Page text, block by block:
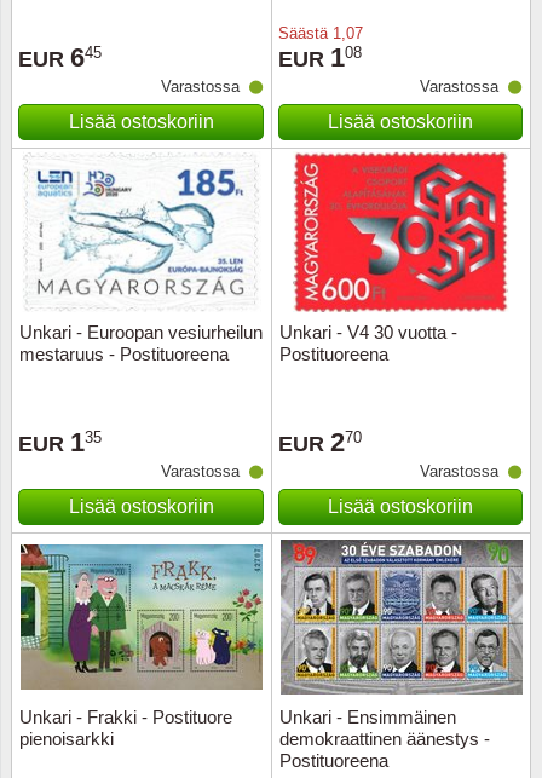
EUR 645
Varastossa
Lisää ostoskoriin
Säästä 1,07
EUR 108
Varastossa
Lisää ostoskoriin
Unkari - Euroopan vesiurheilun
mestaruus - Postituoreena
EUR 135
Varastossa
Lisää ostoskoriin
Unkari - V4 30 vuotta -
Postituoreena
EUR 270
Varastossa
Lisää ostoskoriin
Unkari - Frakki - Postituore
pienoisarkki
Unkari - Ensimmäinen
demokraattinen äänestys -
Postituoreena